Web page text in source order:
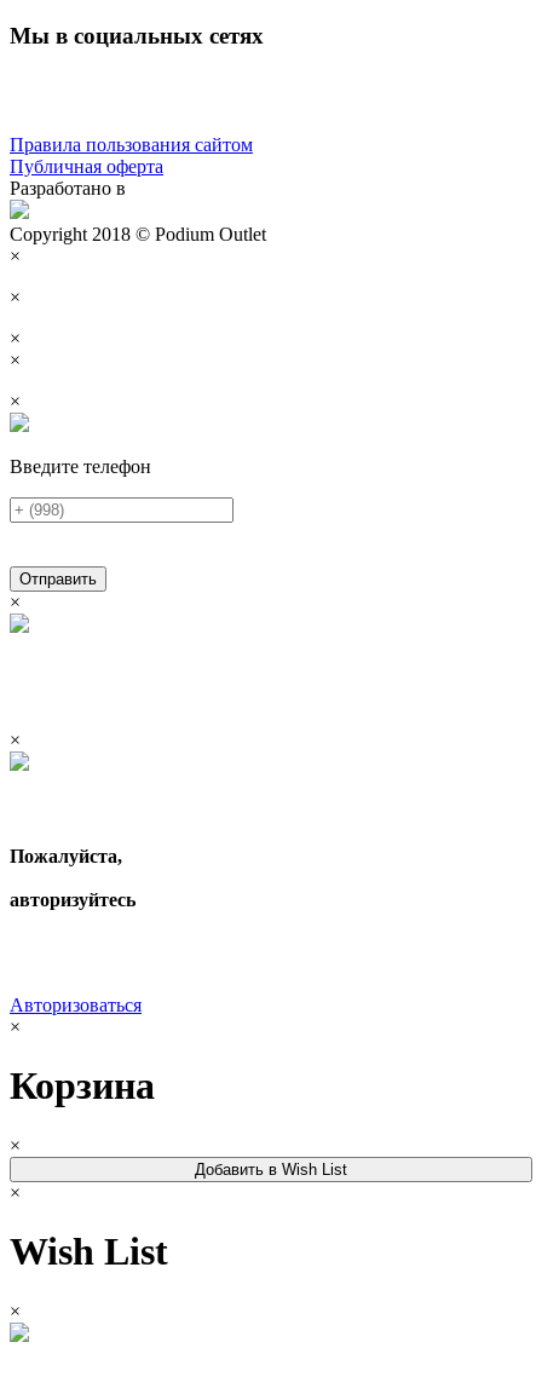
Мы в социальных сетях
Правила пользования сайтом
Публичная оферта
Разработано в
Copyright 2018 © Podium Outlet
×
×
×
×
×
Введите телефон
Отправить
×
×
Пожалуйста,
авторизуйтесь
Авторизоваться
×
Корзина
×
Добавить в Wish List
×
Wish List
×